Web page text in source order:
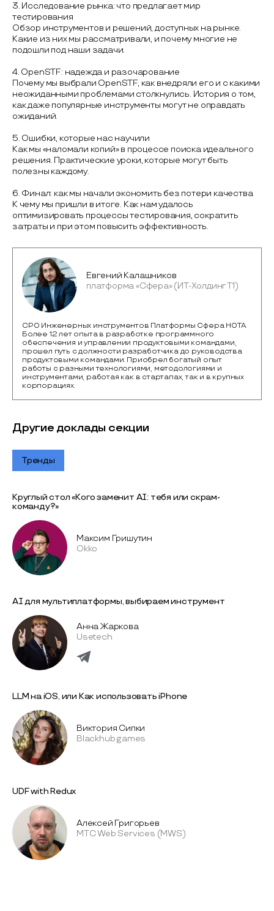
3. Исследование рынка: что предлагает мир
тестирования
Обзор инструментов и решений, доступных на рынке.
Какие из них мы рассматривали, и почему многие не
подошли под наши задачи.
4. OpenSTF: надежда и разочарование
Почему мы выбрали OpenSTF, как внедряли его и с какими
неожиданными проблемами столкнулись. История о том,
как даже популярные инструменты могут не оправдать
ожиданий.
5. Ошибки, которые нас научили
Как мы «наломали копий» в процессе поиска идеального
решения. Практические уроки, которые могут быть
полезны каждому.
6. Финал: как мы начали экономить без потери качества
К чему мы пришли в итоге. Как нам удалось
оптимизировать процессы тестирования, сократить
затраты и при этом повысить эффективность.
Евгений Калашников
платформа «Сфера» (ИТ-Холдинг Т1)
CPO Инженерных инструментов Платформы Сфера НОТА.
Более 12 лет опыта в разработке программного
обеспечения и управлении продуктовыми командами,
прошел путь с должности разработчика до руководства
продуктовыми командами. Приобрел богатый опыт
работы с разными технологиями, методологиями и
инструментами, работая как в стартапах, так и в крупных
корпорациях.
Другие доклады секции
Тренды
Круглый стол «Кого заменит AI: тебя или скрам-
команду?»
Максим Гришутин
Okko
AI для мультиплатформы, выбираем инструмент
Анна Жаркова
Usetech
LLM на iOS, или Как использовать iPhone
Виктория Сипки
Blackhub games
UDF with Redux
Алексей Григорьев
МТС Web Services (MWS)